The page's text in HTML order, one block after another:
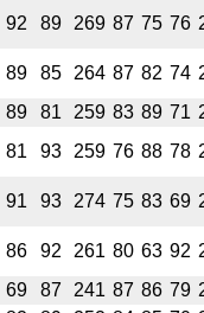
92 89 269 87 75 76
89 85 264 87 82 74
89 81 259 83 89 71
81 93 259 76 88 78
91 93 274 75 83 69
86 92 261 80 63 92
69 87 241 87 86 79